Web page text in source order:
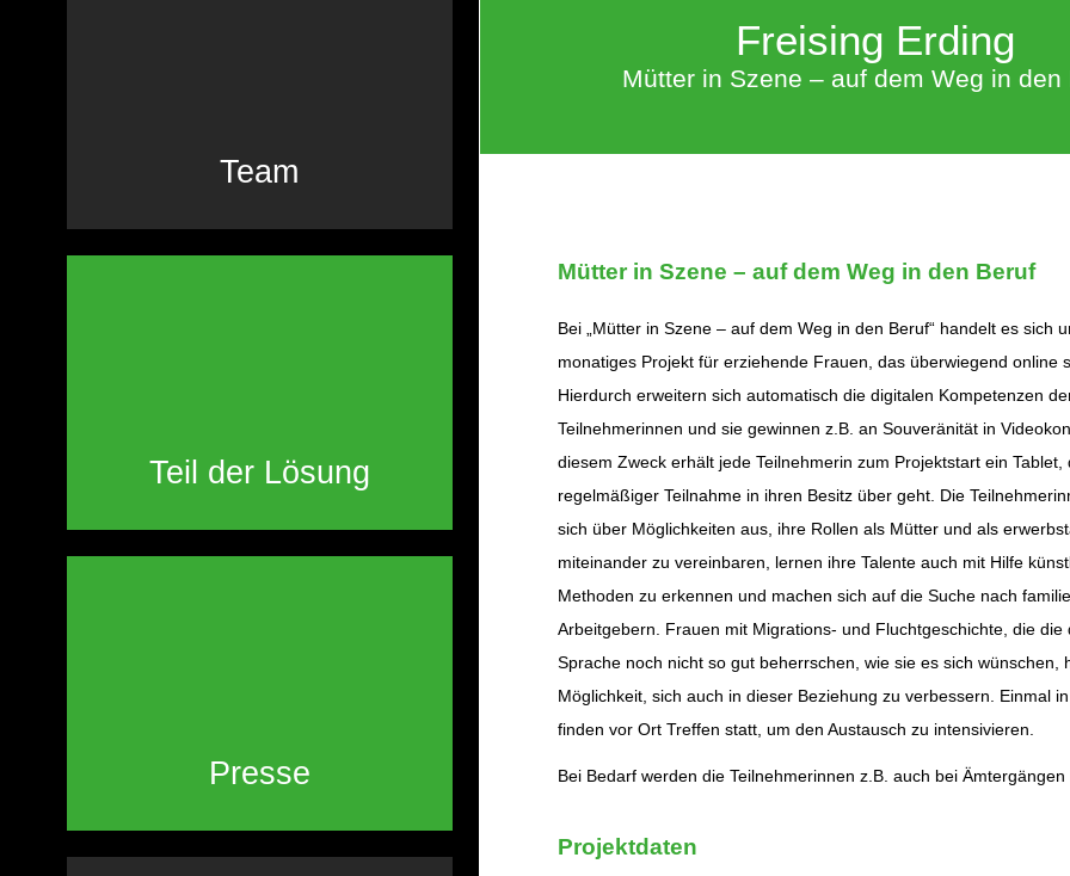
Team
Teil der Lösung
Presse
Freising Erding
Mütter in Szene – auf dem Weg in den
Mütter in Szene – auf dem Weg in den Beruf
Bei „Mütter in Szene – auf dem Weg in den Beruf“ handelt es sich
monatiges Projekt für erziehende Frauen, das überwiegend online
Hierdurch erweitern sich automatisch die digitalen Kompetenzen
Teilnehmerinnen und sie gewinnen z.B. an Souveränität in
diesem Zweck erhält jede Teilnehmerin zum Projektstart ein Tablet,
regelmäßiger Teilnahme in ihren Besitz über geht. Die
sich über Möglichkeiten aus, ihre Rollen als Mütter und als
miteinander zu vereinbaren, lernen ihre Talente auch mit Hilfe
Methoden zu erkennen und machen sich auf die Suche nach
Arbeitgebern. Frauen mit Migrations- und Fluchtgeschichte, die die
Sprache noch nicht so gut beherrschen, wie sie es sich wünschen,
Möglichkeit, sich auch in dieser Beziehung zu verbessern. Einmal
finden vor Ort Treffen statt, um den Austausch zu intensivieren.
Bei Bedarf werden die Teilnehmerinnen z.B. auch bei Ämtergängen
Projektdaten